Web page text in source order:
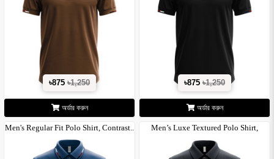
৳875 ৳1,250
অর্ডার করুন
৳875 ৳1,250
অর্ডার করুন
Men's Regular Fit Polo Shirt, Contrast..
Men’s Luxe Textured Polo Shirt,
Black..